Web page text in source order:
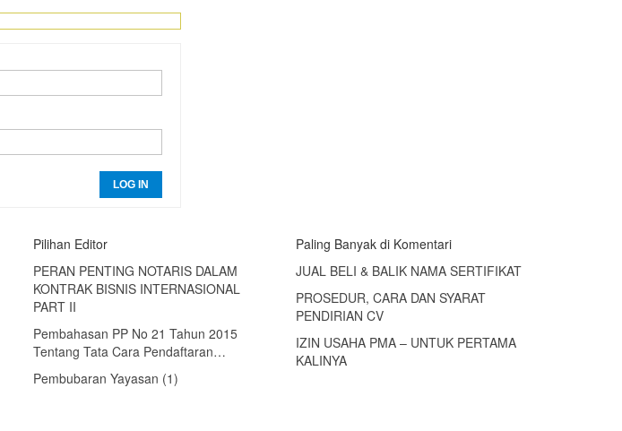
LOG IN
Pilihan Editor
PERAN PENTING NOTARIS DALAM
KONTRAK BISNIS INTERNASIONAL
PART II
Pembahasan PP No 21 Tahun 2015
Tentang Tata Cara Pendaftaran…
Pembubaran Yayasan (1)
Paling Banyak di Komentari
JUAL BELI & BALIK NAMA SERTIFIKAT
PROSEDUR, CARA DAN SYARAT
PENDIRIAN CV
IZIN USAHA PMA – UNTUK PERTAMA
KALINYA